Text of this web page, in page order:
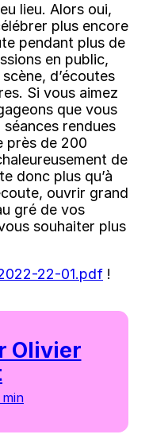
lieu. Alors oui,
plus encore
pendant plus de
en public,
d’écoutes
Si vous aimez
que vous
rendues
près de 200
de
donc plus qu’à
ouvrir grand
gré de vos
souhaiter plus
22-01.pdf !
Olivier